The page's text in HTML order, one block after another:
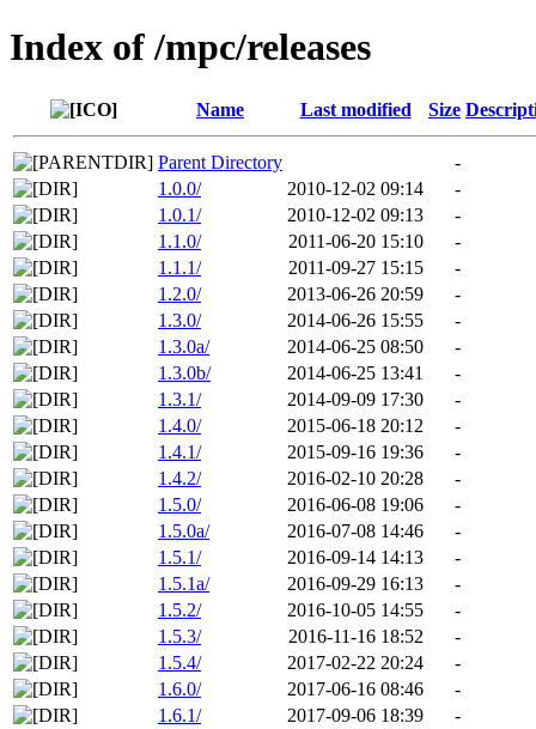
Index of /mpc/releases
Name Last modified Size
Parent Directory
-
1.0.0/
2010-12-02 09:14
-
1.0.1/
2010-12-02 09:13
-
1.1.0/
2011-06-20 15:10
-
1.1.1/
2011-09-27 15:15
-
1.2.0/
2013-06-26 20:59
-
1.3.0/
2014-06-26 15:55
-
1.3.0a/
2014-06-25 08:50
-
1.3.0b/
2014-06-25 13:41
-
1.3.1/
2014-09-09 17:30
-
1.4.0/
2015-06-18 20:12
-
1.4.1/
2015-09-16 19:36
-
1.4.2/
2016-02-10 20:28
-
1.5.0/
2016-06-08 19:06
-
1.5.0a/
2016-07-08 14:46
-
1.5.1/
2016-09-14 14:13
-
1.5.1a/
2016-09-29 16:13
-
1.5.2/
2016-10-05 14:55
-
1.5.3/
2016-11-16 18:52
-
1.5.4/
2017-02-22 20:24
-
1.6.0/
2017-06-16 08:46
-
1.6.1/
2017-09-06 18:39
-